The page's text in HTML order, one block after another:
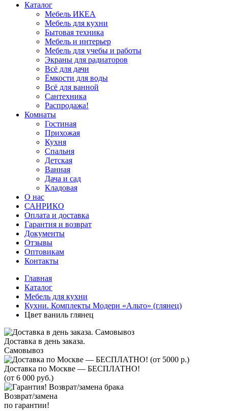
Каталог
Мебель ИКЕА
Мебель для кухни
Бытовая техника
Мебель и интерьер
Мебель для учебы и работы
Экраны для радиаторов
Всё для дачи
Ёмкости для воды
Всё для ванной
Сантехника
Распродажа!
Комнаты
Гостиная
Прихожая
Кухня
Спальня
Детская
Ванная
Дача и сад
Кладовая
О нас
САНРИКО
Оплата и доставка
Гарантия и возврат
Документы
Отзывы
Оптовикам
Контакты
Главная
Каталог
Мебель для кухни
Кухни. Комплекты Модерн «Альто» (глянец)
Цвет ваниль глянец
Доставка в день заказа.
Самовывоз
Доставка по Москве — БЕСПЛАТНО!
(от 6 000 руб.)
Возврат/замена
по гарантии!